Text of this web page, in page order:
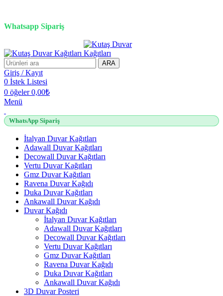
Whatsapp Sipariş
ARA
Giriş / Kayıt
0 İstek Listesi
0 öğeler 0,00₺
Menü
WhatsApp Sipariş
İtalyan Duvar Kağıtları
Adawall Duvar Kağıtları
Decowall Duvar Kağıtları
Vertu Duvar Kağıtları
Gmz Duvar Kağıtları
Ravena Duvar Kağıdı
Duka Duvar Kağıtları
Ankawall Duvar Kağıdı
Duvar Kağıdı
İtalyan Duvar Kağıtları
Adawall Duvar Kağıtları
Decowall Duvar Kağıtları
Vertu Duvar Kağıtları
Gmz Duvar Kağıtları
Ravena Duvar Kağıdı
Duka Duvar Kağıtları
Ankawall Duvar Kağıdı
3D Duvar Posteri